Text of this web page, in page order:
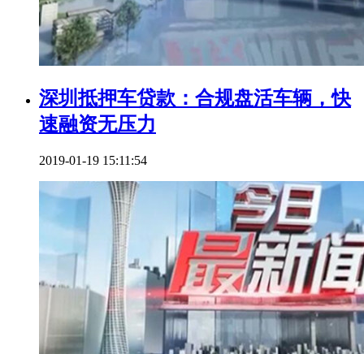
深圳抵押车贷款：合规盘活车辆，快
速融资无压力
2019-01-19 15:11:54